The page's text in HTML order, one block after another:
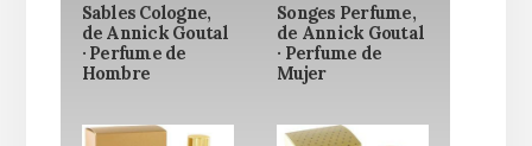
Sables Cologne,
de Annick Goutal
· Perfume de
Hombre
Songes Perfume,
de Annick Goutal
· Perfume de
Mujer